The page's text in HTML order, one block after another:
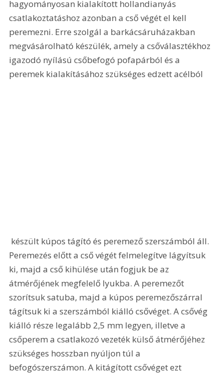
hagyományosan kialakított hollandianyás
csatlakoztatáshoz azonban a cső végét el kell
peremezni. Erre szolgál a barkácsáruházakban
megvásárolható készülék, amely a csőválasztékhoz
igazodó nyílású csőbefogó pofapárból és a
peremek kialakításához szükséges edzett acélból
Peremezés előtt a cső végét felmelegítve lágyítsuk
ki, majd a cső kihülése után fogjuk be az
átmérőjének megfelelő lyukba. A peremezőt
szorítsuk satuba, majd a kúpos peremezőszárral
tágítsuk ki a szerszámból kiálló csővéget. A csővég
kiálló része legalább 2,5 mm legyen, illetve a
csőperem a csatlakozó vezeték külső átmérőjéhez
szükséges hosszban nyúljon túl a
befogószerszámon. A kitágított csővéget ezt